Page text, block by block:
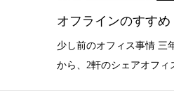
オフラインのすすめ
少し前のオフィス事情 三
から、2軒のシェアオフィ